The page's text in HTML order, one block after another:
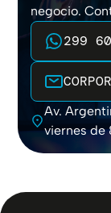
negocio.
299
Av.
viernes de